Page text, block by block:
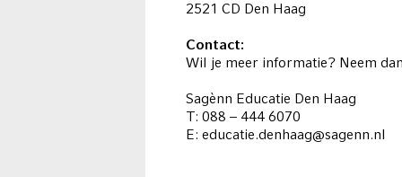
2521 CD Den Haag
Contact:
Wil je meer informatie? Neem
Sagènn Educatie Den Haag
T: 088 – 444 6070
E: educatie.denhaag@sagenn.nl